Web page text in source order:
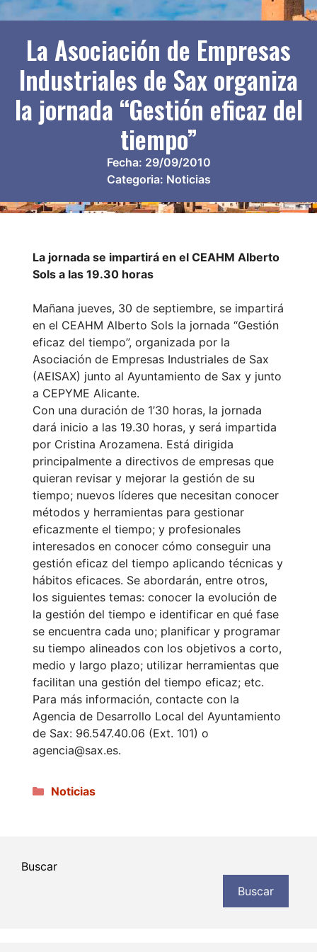
La Asociación de Empresas
Industriales de Sax organiza
la jornada “Gestión eficaz del
tiempo”
Fecha: 29/09/2010
Categoria: Noticias
La jornada se impartirá en el CEAHM Alberto
Sols a las 19.30 horas
Mañana jueves, 30 de septiembre, se impartirá
en el CEAHM Alberto Sols la jornada “Gestión
eficaz del tiempo”, organizada por la
Asociación de Empresas Industriales de Sax
(AEISAX) junto al Ayuntamiento de Sax y junto
a CEPYME Alicante.
Con una duración de 1’30 horas, la jornada
dará inicio a las 19.30 horas, y será impartida
por Cristina Arozamena. Está dirigida
principalmente a directivos de empresas que
quieran revisar y mejorar la gestión de su
tiempo; nuevos líderes que necesitan conocer
métodos y herramientas para gestionar
eficazmente el tiempo; y profesionales
interesados en conocer cómo conseguir una
gestión eficaz del tiempo aplicando técnicas y
hábitos eficaces. Se abordarán, entre otros,
los siguientes temas: conocer la evolución de
la gestión del tiempo e identificar en qué fase
se encuentra cada uno; planificar y programar
su tiempo alineados con los objetivos a corto,
medio y largo plazo; utilizar herramientas que
facilitan una gestión del tiempo eficaz; etc.
Para más información, contacte con la
Agencia de Desarrollo Local del Ayuntamiento
de Sax: 96.547.40.06 (Ext. 101) o
agencia@sax.es.
Categorías
Noticias
Buscar
Buscar